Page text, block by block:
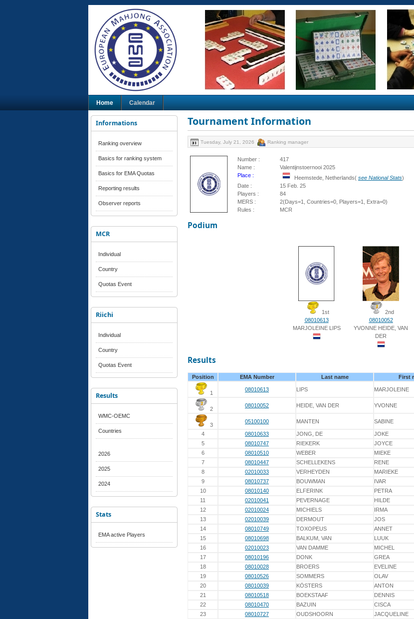
Home Calendar
Informations
Ranking overview
Basics for ranking system
Basics for EMA Quotas
Reporting results
Observer reports
MCR
Individual
Country
Quotas Event
Riichi
Individual
Country
Quotas Event
Results
WMC-OEMC
Countries
2026
2025
2024
Stats
EMA active Players
Tournament Information
Tuesday, July 21, 2026 Ranking manager
Number :
417
Name :
Valentijnstoernooi 2025
Place :
Heemstede, Netherlands( see National Stats)
Date :
15 Feb. 25
Players :
84
MERS :
2(Days=1, Countries=0, Players=1, Extra=0)
Rules :
MCR
Podium
1st
08010613
MARJOLEINE LIPS
2nd
08010052
YVONNE HEIDE, VAN
DER
Results
Position EMA Number Last name First
1
08010613 LIPS MARJOLEINE
2
08010052 HEIDE, VAN DER YVONNE
3
05100100 MANTEN SABINE
4 08010633 JONG, DE JOKE
5
08010747 RIEKERK JOYCE
6
08010510 WEBER MIEKE
7
08010447 SCHELLEKENS RENE
8
02010033 VERHEYDEN MARIEKE
9
08010737 BOUWMAN IVAR
10
08010140 ELFERINK PETRA
11
02010041 PEVERNAGE HILDE
12
02010024 MICHIELS IRMA
13
02010039 DERMOUT JOS
14
08010749 TOXOPEUS ANNET
15
08010698 BALKUM, VAN LUUK
16
02010023 VAN DAMME MICHEL
17
08010196 DONK GREA
18
08010028 BROERS EVELINE
19
08010526 SOMMERS OLAV
20
08010039 KÖSTERS ANTON
21
08010518 BOEKSTAAF DENNIS
22
08010470 BAZUIN CISCA
23
08010727 OUDSHOORN JACQUELINE